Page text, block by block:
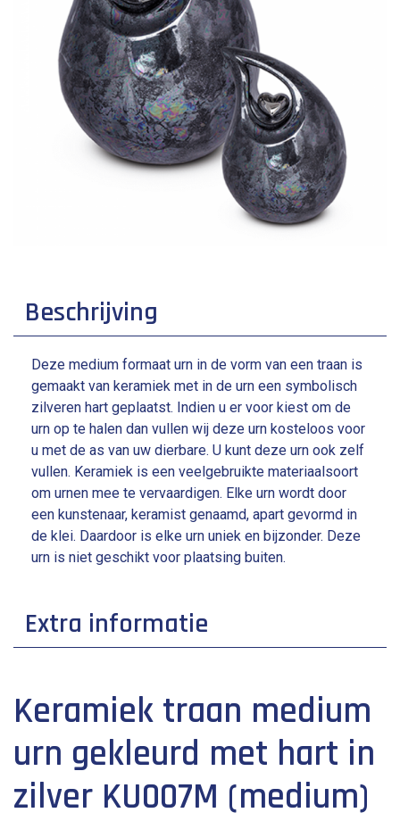
Beschrijving
Deze medium formaat urn in de vorm van een traan is
gemaakt van keramiek met in de urn een symbolisch
zilveren hart geplaatst. Indien u er voor kiest om de
urn op te halen dan vullen wij deze urn kosteloos voor
u met de as van uw dierbare. U kunt deze urn ook zelf
vullen. Keramiek is een veelgebruikte materiaalsoort
om urnen mee te vervaardigen. Elke urn wordt door
een kunstenaar, keramist genaamd, apart gevormd in
de klei. Daardoor is elke urn uniek en bijzonder. Deze
urn is niet geschikt voor plaatsing buiten.
Extra informatie
inhoud: 2.2 L
hoogte: 22 cm
Keramiek traan medium
urn gekleurd met hart in
zilver KU007M (medium)